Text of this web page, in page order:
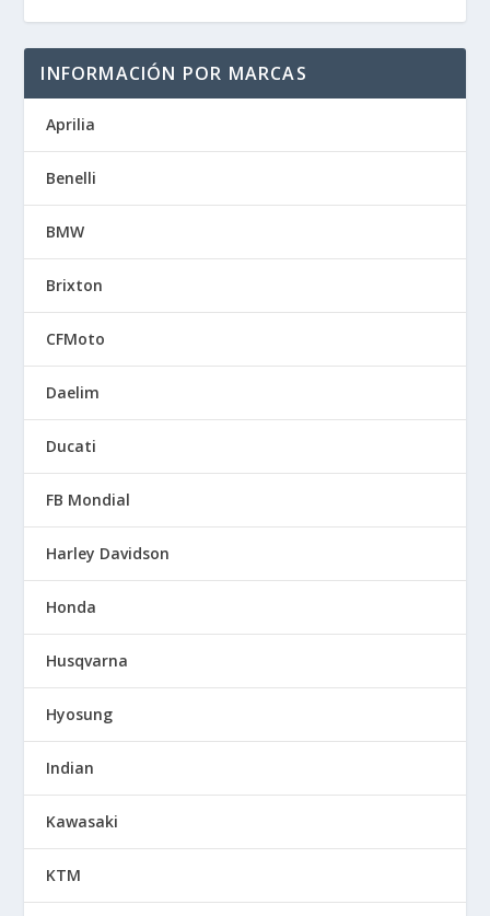
INFORMACIÓN POR MARCAS
Aprilia
Benelli
BMW
Brixton
CFMoto
Daelim
Ducati
FB Mondial
Harley Davidson
Honda
Husqvarna
Hyosung
Indian
Kawasaki
KTM